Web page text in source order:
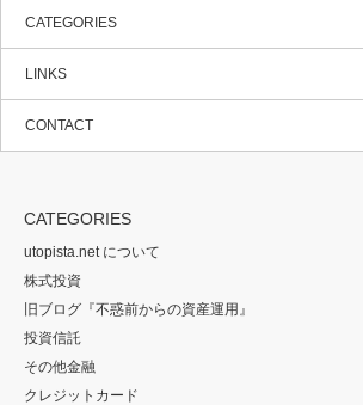
CATEGORIES
LINKS
CONTACT
CATEGORIES
utopista.net について
株式投資
旧ブログ『不惑前からの資産運用』
投資信託
その他金融
クレジットカード